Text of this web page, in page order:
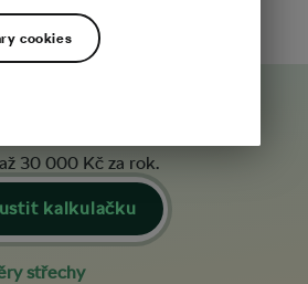
30 000 Kč za rok.
kalkulačku
střechy
cookies